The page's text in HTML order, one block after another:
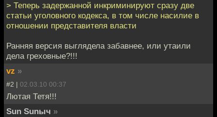
> Теперь задержанной инкриминируют сразу две
статьи уголовного кодекса, в том числе насилие в
отношении представителя власти
Ранняя версия выглядела забавнее, или утаили
дела греховные?!!!
vz »
#2 | 02.03.10 00:37
Лютая Тетя!!!
Sun Sunыч »